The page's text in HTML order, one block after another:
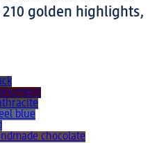
210 golden highlights,
blue
chocolate